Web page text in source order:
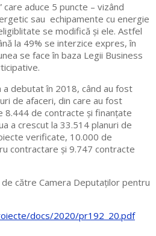
care aduce 5 puncte – vizând
sau echipamente cu energie
se modifică și ele. Astfel
la 49% se interzice expres, în
se face în baza Legii Business
debutat în 2018, când au fost
de afaceri, din care au fost
8.444 de contracte și finanțate
a crescut la 33.514 planuri de
verificate, 10.000 de
contractare și 9.747 contracte
către Camera Deputaților pentru
docs/2020/pr192_20.pdf